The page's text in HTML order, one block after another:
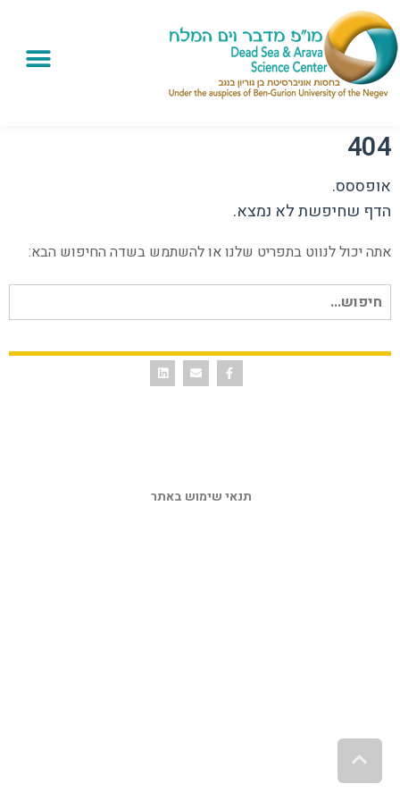
404
אופססס.
הדף שחיפשת לא נמצא.
אתה יכול לנווט בתפריט שלנו או להשתמש בשדה החיפוש הבא:
חיפוש עבור:
תנאי שימוש באתר
גלילה לראש העמוד